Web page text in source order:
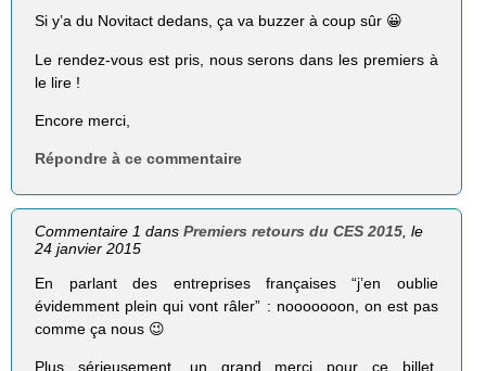
Si y’a du Novitact dedans, ça va buzzer à coup sûr 😀
Le rendez-vous est pris, nous serons dans les premiers à
le lire !
Encore merci,
Répondre à ce commentaire
Commentaire 1 dansPremiers retours du CES 2015 , le
24 janvier 2015
En parlant des entreprises françaises “j’en oublie
évidemment plein qui vont râler” : nooooooon, on est pas
comme ça nous 😉
Plus sérieusement, un grand merci pour ce billet,